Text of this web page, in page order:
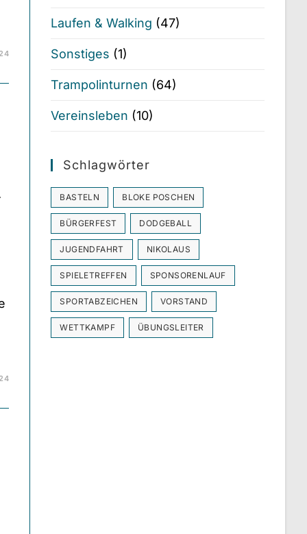
Laufen & Walking (47)
Sonstiges (1)
Trampolinturnen (64)
Vereinsleben (10)
Schlagwörter
BASTELN BLOKE POSCHEN
BÜRGERFEST DODGEBALL
JUGENDFAHRT NIKOLAUS
SPIELETREFFEN SPONSORENLAUF
SPORTABZEICHEN VORSTAND
WETTKAMPF ÜBUNGSLEITER